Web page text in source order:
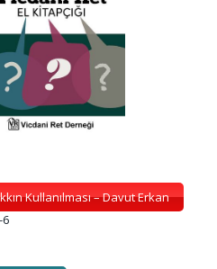
Kullanılması – Davut Erkan